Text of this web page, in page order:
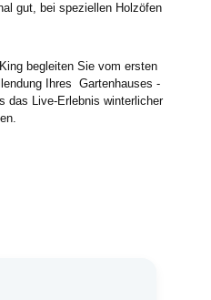
gut, bei speziellen Holzöfen
begleiten Sie vom ersten
Ihres Gartenhauses -
das Live-Erlebnis winterlicher